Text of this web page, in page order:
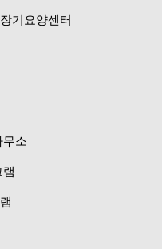
기요양센터
무소